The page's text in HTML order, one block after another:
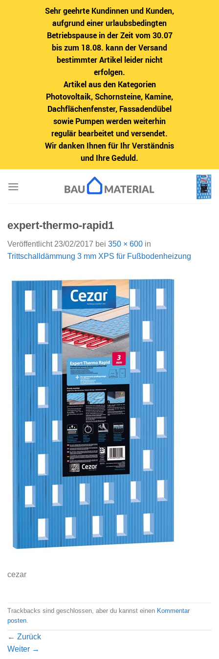
Sehr geehrte Kundinnen und Kunden,
aufgrund einer urlaubsbedingten
Betriebspause in der Zeit vom 30.07
bis zum 18.08. kann der Versand
bestimmter Artikel leider nicht
erfolgen.
Artikel aus den Kategorien
Photovoltaik, Schornsteine, Kamine,
Dachflächenfenster, Fassadendübel
sowie Pumpen werden weiterhin
regulär bearbeitet und versendet.
Wir danken Ihnen für Ihr Verständnis
und Ihre Geduld.
Inhalt
expert-thermo-rapid1
Veröffentlicht 23/02/2017 bei 350 × 600 in
Trittschalldämmung 3 mm XPS für Fußbodenheizung
cezar
Trackbacks sind geschlossen, aber du kannst einen Kommentar
posten.
← Zurück
Weiter →